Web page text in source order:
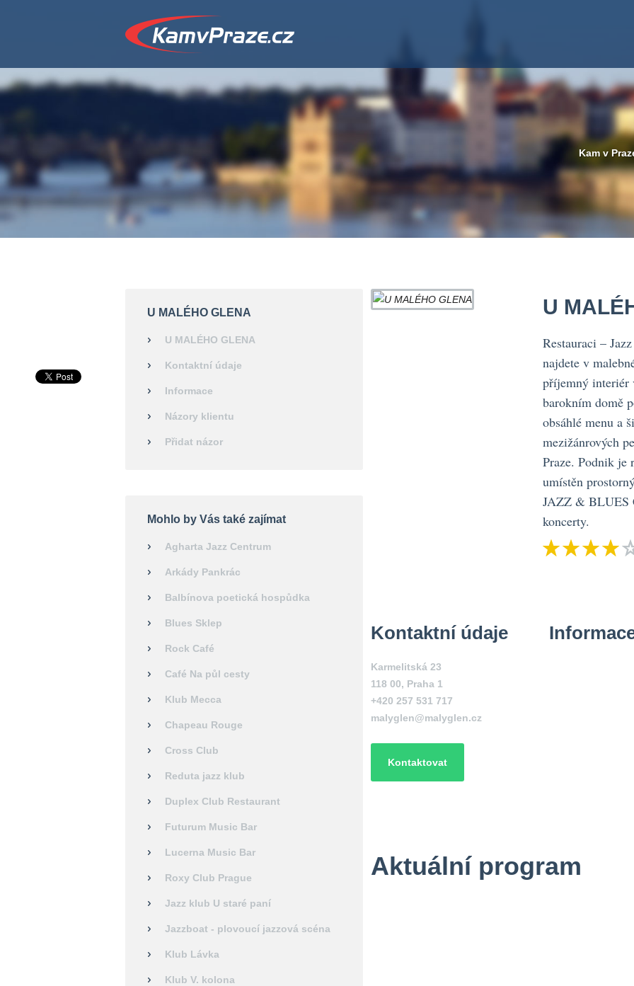
Kam v
U MALÉHO GLENA
U MALÉHO GLENA
Kontaktní údaje
Informace
Názory klientu
Přidat názor
Mohlo by Vás také zajímat
Agharta Jazz Centrum
Arkády Pankrác
Balbínova poetická hospůdka
Blues Sklep
Rock Café
Café Na půl cesty
Klub Mecca
Chapeau Rouge
Cross Club
Reduta jazz klub
Duplex Club Restaurant
Futurum Music Bar
Lucerna Music Bar
Roxy Club Prague
Jazz klub U staré paní
Jazzboat - plovoucí jazzová scéna
Klub Lávka
Klub V. kolona
U
Restauraci –
najdete v
příjemný interiér
barokním domě
obsáhlé menu a
mezižánrových
Praze. Podnik je
umístěn
JAZZ & BLUES
koncerty.
Kontaktní údaje
Karmelitská 23
118 00, Praha 1
+420 257 531 717
malyglen@malyglen.cz
Kontaktovat
Aktuální program